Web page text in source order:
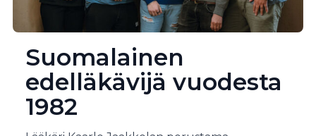
Suomalainen
edelläkävijä vuodesta
1982